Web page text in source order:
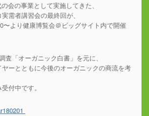
会の事業として実施してきた、
需者講習会の最終回が、
〜より健康博覧会＠ビッグサイト内で開催
査「オーガニック白書」を元に、
ーとともに今後のオーガニックの商流を考
付中です。